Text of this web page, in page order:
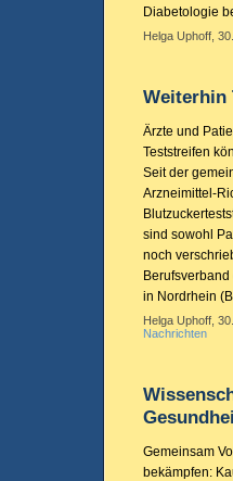
Diabetologie
Helga Uphoff,
Weiterhin
Ärzte und
Teststreifen
Seit der
Arzneimittel-
sind sowohl
noch
in Nordrhein
Helga Uphoff,
Nachrichten
Gemeinsam
bekämpfen: